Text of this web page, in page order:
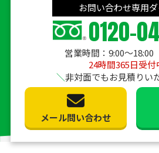
お問い合わせ専用
0120-
営業時間：9:00〜
24時間365日受付
非対面でもお見積りい
メール問い合わせ